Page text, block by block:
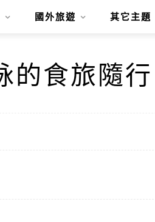
國外旅遊 其它主題